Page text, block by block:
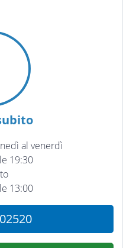
al venerdì
19:30
13:00